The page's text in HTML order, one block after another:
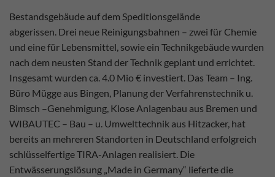
Bestandsgebäude auf dem Speditionsgelände
abgerissen. Drei neue Reinigungsbahnen – zwei für Chemie
und eine für Lebensmittel, sowie ein Technikgebäude wurden
nach dem neusten Stand der Technik geplant und errichtet.
Insgesamt wurden ca. 4.0 Mio € investiert. Das Team – Ing.
Büro Mügge aus Bingen, Planung der Verfahrenstechnik u.
Bimsch –Genehmigung, Klose Anlagenbau aus Bremen und
WIBAUTEC – Bau – u. Umwelttechnik aus Hitzacker, hat
bereits an mehreren Standorten in Deutschland erfolgreich
schlüsselfertige TIRA-Anlagen realisiert. Die
Entwässerungslösung „Made in Germany“ lieferte die